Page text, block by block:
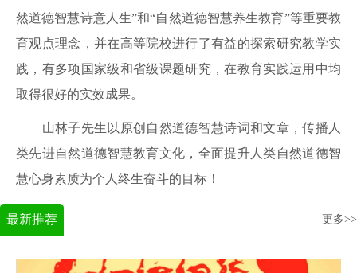
然道德智慧诗意人生”和“自然道德智慧养生教育”等重要教
育观点理念，并在高等院校进行了有益的探索研究教学实
践，有多项国家级和省级课题研究，在教育实践运用中均
取得很好的实效成果。
山林子先生以原创自然道德智慧诗词和文章，传播人
类先进自然道德智慧教育文化，全面提升人类自然道德智
慧心身素质为个人终生奋斗的目标！
最新推荐 更多>>